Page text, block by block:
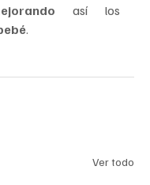
.
Ver todo